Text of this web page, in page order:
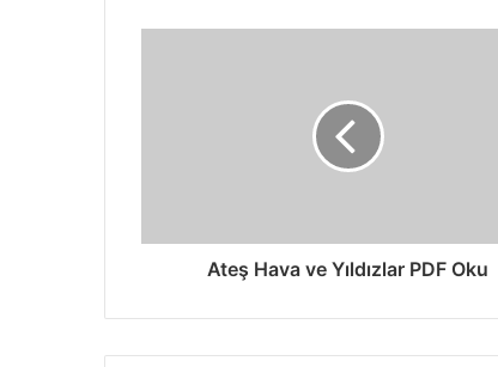
Ateş Hava ve Yıldızlar PDF Oku